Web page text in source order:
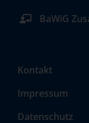
BaWiG
Kontakt
Impressum
Datenschutz